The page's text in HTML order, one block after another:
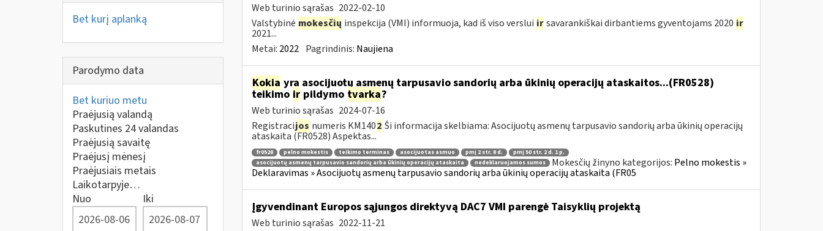
Bet kurį aplanką
Parodymo data
Bet kuriuo metu
Praėjusią valandą
Paskutines 24 valandas
Praėjusią savaitę
Praėjusį mėnesį
Praėjusiais metais
Laikotarpyje…
Nuo
Iki
Web turinio sąrašas 2022-02-10
Valstybinė mokesčių inspekcija (VMI) informuoja, kad iš viso verslui ir savarankiškai dirbantiems gyventojams 2020 ir
2021...
Metai: 2022 Pagrindinis: Naujiena
Kokia yra asocijuotų asmenų tarpusavio sandorių arba ūkinių operacijų ataskaitos...(FR0528)
teikimo irpildymo tvarka?
Web turinio sąrašas 2024-07-16
Registracijos numeris KM1402 Ši informacija skelbiama: Asocijuotų asmenų tarpusavio sandorių arba ūkinių operacijų
ataskaita (FR0528) Aspektas...
fr0528 pelno mokestis teikimo terminas asocijuotas asmuo pmį 2 str. 8 d.
pmį 50 str. 2 d. 1 p.
asocijuotų asmenų tarpusavio sandorių arba ūkinių operacijų ataskaita
nedeklaruojamos sumos Mokesčių žinyno kategorijos: Pelno mokestis »
Deklaravimas » Asocijuotų asmenų tarpusavio sandorių arba ūkinių operacijų ataskaita (FR05
Įgyvendinant Europos sąjungos direktyvą DAC7 VMI parengė Taisyklių projektą
Web turinio sąrašas 2022-11-21